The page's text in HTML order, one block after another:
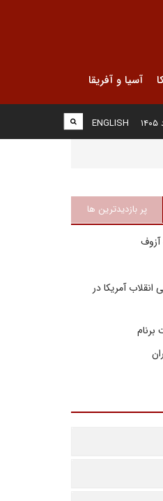
آسیا و آفریقا
ENGLISH
پر بازدیدترین ها
آزوف
آمریکا در